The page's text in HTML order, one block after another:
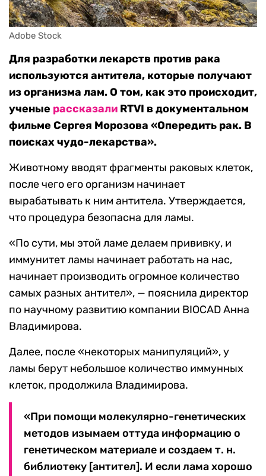
Adobe Stock
Для разработки лекарств против рака
используются антитела, которые получают
из организма лам. О том, как это происходит,
ученые рассказали RTVI в документальном
фильме Сергея Морозова «Опередить рак. В
поисках чудо-лекарства».
Животному вводят фрагменты раковых клеток,
после чего его организм начинает
вырабатывать к ним антитела. Утверждается,
что процедура безопасна для ламы.
«По сути, мы этой ламе делаем прививку, и
иммунитет ламы начинает работать на нас,
начинает производить огромное количество
самых разных антител», — пояснила директор
по научному развитию компании BIOCAD Анна
Владимирова.
Далее, после «некоторых манипуляций», у
ламы берут небольшое количество иммунных
клеток, продолжила Владимирова.
«При помощи молекулярно-генетических
методов изымаем оттуда информацию о
генетическом материале и создаем т. н.
библиотеку [антител]. И если лама хорошо